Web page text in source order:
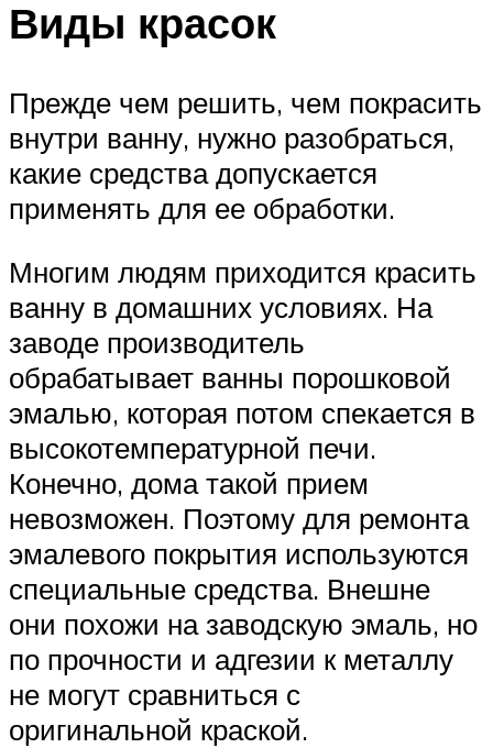
Виды красок
Прежде чем решить, чем покрасить
внутри ванну, нужно разобраться,
какие средства допускается
применять для ее обработки.
Многим людям приходится красить
ванну в домашних условиях. На
заводе производитель
обрабатывает ванны порошковой
эмалью, которая потом спекается в
высокотемпературной печи.
Конечно, дома такой прием
невозможен. Поэтому для ремонта
эмалевого покрытия используются
специальные средства. Внешне
они похожи на заводскую эмаль, но
по прочности и адгезии к металлу
не могут сравниться с
оригинальной краской.